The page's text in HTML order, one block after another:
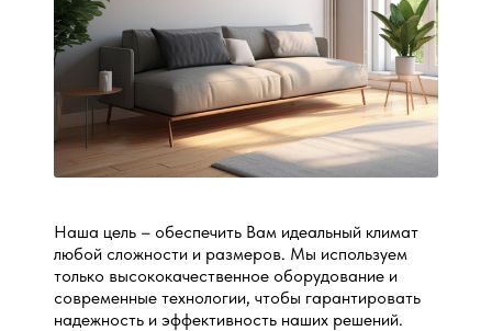
Наша цель – обеспечить Вам идеальный климат
любой сложности и размеров. Мы используем
только высококачественное оборудование и
современные технологии, чтобы гарантировать
надежность и эффективность наших решений.